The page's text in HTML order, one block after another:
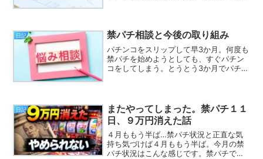
郵便で求人票が届いたそ...
日記 禁パチ相談と今後の取り組み
パチンコをスリップして早3か月。何度も
禁パチを始めようとしても、すぐパチン
コをしてしまう。とうとう3か月でパチン
た。心理カウンセラ...
日記
またやってしまった。禁パチ１１
日、９万円消えた話
４月ももう半ば…禁パチ状況と正直な気
持ち気づけば４月ももう半ば。今月の禁
パチ状況はこんな感じです。禁パチでき